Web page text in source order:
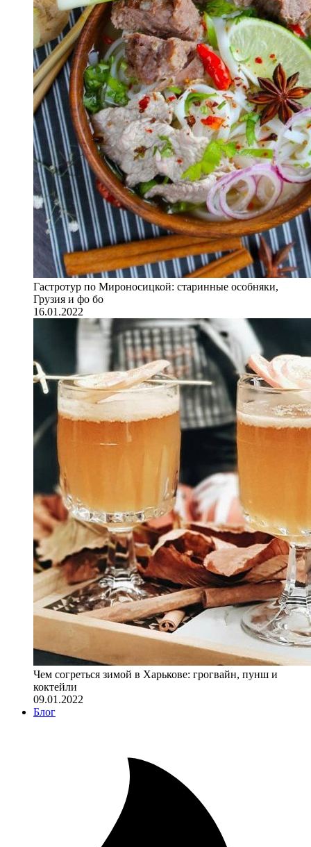
Гастротур по Мироносицкой: старинные особняки,
Грузия и фо бо
16.01.2022
Чем согреться зимой в Харькове: грогвайн, пунш и
коктейли
09.01.2022
Блог